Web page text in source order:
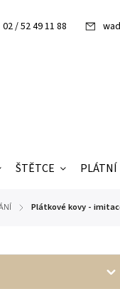
02 / 52 49 11 88
ŠTĚTCE PLÁTNÍ
/ Plátkové kovy -